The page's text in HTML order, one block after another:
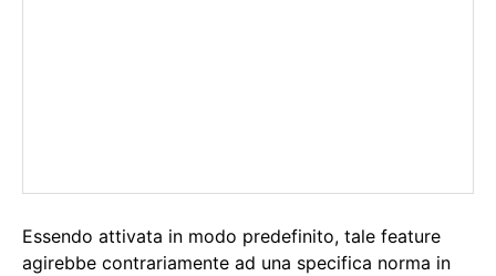
Essendo attivata in modo predefinito, tale feature
agirebbe contrariamente ad una specifica norma in